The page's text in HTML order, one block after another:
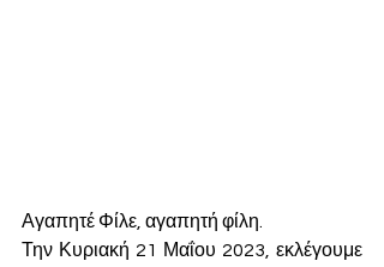
Αγαπητέ Φίλε, αγαπητή φίλη.
Την Κυριακή 21 Μαΐου 2023, εκλέγουμε